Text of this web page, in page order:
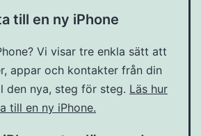
till en ny iPhone
Vi visar tre enkla sätt att
appar och kontakter från din
den nya, steg för steg. Läs hur
till en ny iPhone.